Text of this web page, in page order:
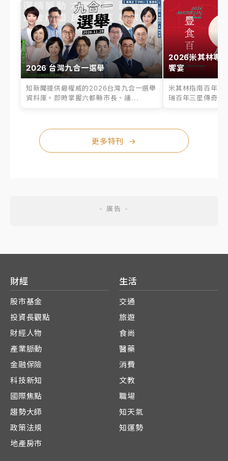
2026 台灣九合一選舉
知新聞提供最權威的2026台灣九合一選舉
資料庫。即時掌握六都縣市長、議...
2026米其林專
饗宴
米其林指南百年之
瑞百年三星傳奇、
更多特刊 →
財經
股市基金
投資長觀點
財經人物
產業脈動
金融保險
科技新知
國際焦點
趨勢大師
政策法規
地產房市
生活
交通
旅遊
食尚
醫藥
消費
文教
職場
知天氣
知運勢